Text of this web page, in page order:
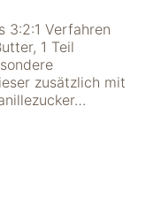
3:2:1 Verfahren
1 Teil
zusätzlich mit